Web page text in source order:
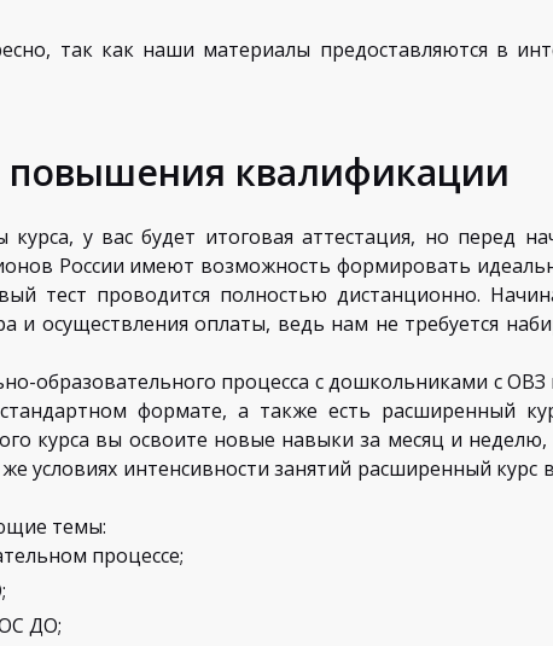
так как наши материалы предоставляются в
квалификации
у вас будет итоговая аттестация, но перед
России имеют возможность формировать
тест проводится полностью дистанционно.
и осуществления оплаты, ведь нам не требуется
образовательного процесса с дошкольниками с
формате, а также есть расширенный
курса вы освоите новые навыки за месяц и неделю,
условиях интенсивности занятий расширенный курс
темы:
процессе;
ДО;